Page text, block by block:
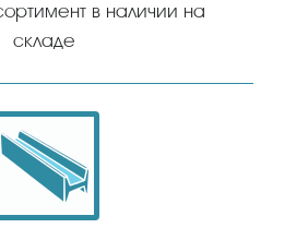
в наличии на
складе